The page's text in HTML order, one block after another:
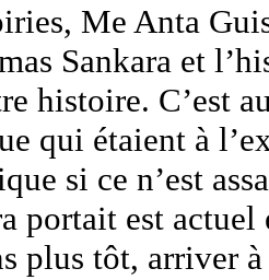
Me Anta
Sankara et
histoire. C’est
qui étaient à
si ce n’est
portait est actuel
plus tôt, arriver